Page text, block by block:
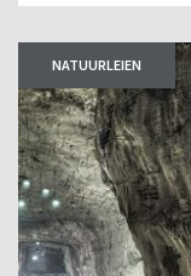
NATUURLEIEN